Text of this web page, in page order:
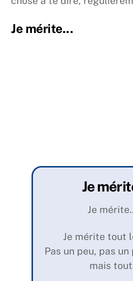
Je mérite...
Je
Je
Je mérite tout
Pas un peu, pas
mais